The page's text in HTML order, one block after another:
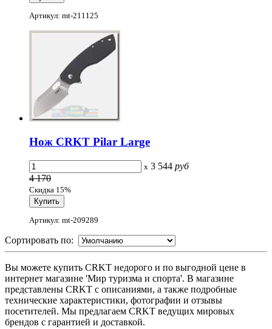
Артикул: mt-211125
Нож CRKT Pilar Large
x 3 544 руб
4 170
Скидка 15%
Артикул: mt-209289
Сортировать по:
Вы можете купить CRKT недорого и по выгодной цене в
интернет магазине 'Мир туризма и спорта'. В магазине
представлены CRKT с описаниями, а также подробные
технические характеристики, фотографии и отзывы
посетителей. Мы предлагаем CRKT ведущих мировых
брендов с гарантией и доставкой.